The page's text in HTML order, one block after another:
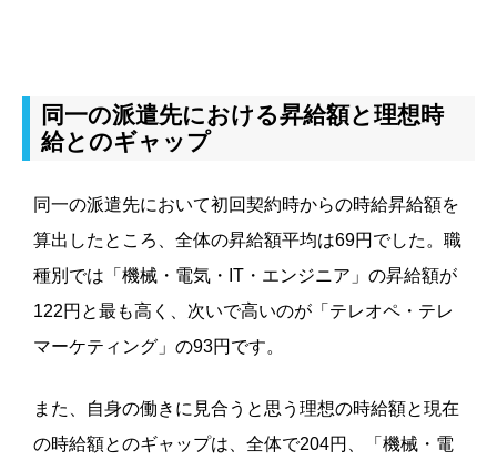
同一の派遣先における昇給額と理想時
給とのギャップ
同一の派遣先において初回契約時からの時給昇給額を
算出したところ、全体の昇給額平均は69円でした。職
種別では「機械・電気・IT・エンジニア」の昇給額が
122円と最も高く、次いで高いのが「テレオペ・テレ
マーケティング」の93円です。
また、自身の働きに見合うと思う理想の時給額と現在
の時給額とのギャップは、全体で204円、「機械・電